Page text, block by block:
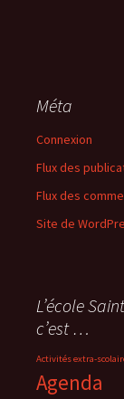
Méta
Connexion
Flux des
Flux des
Site de
L’école
c’est …
Activités extra-
Agenda